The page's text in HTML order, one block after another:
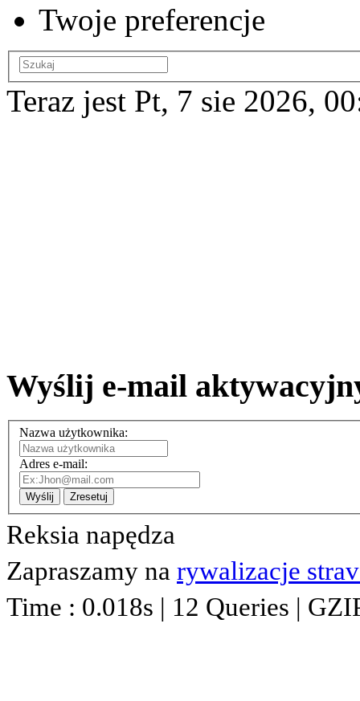
Twoje preferencje
Teraz jest Pt, 7 sie 2026,
Wyślij e-mail
Nazwa użytkownika:
Adres e-mail:
Wyślij Zresetuj
Reksia napędza
Zapraszamy na rywalizacje
Time : 0.018s | 12 Queries |